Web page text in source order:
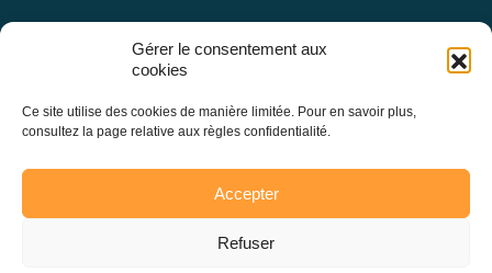
Gérer le consentement aux
cookies
Ce site utilise des cookies de manière limitée. Pour en savoir plus,
consultez la page relative aux règles confidentialité.
Accepter
Refuser
Laboratoire des pratiques et des identités journalistiques –